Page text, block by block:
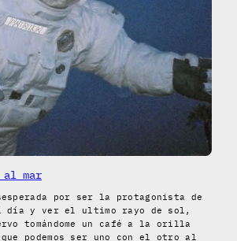
al mar
por ser la protagonista de
día y ver el ultimo rayo de sol,
tomándome un café a la orilla
podemos ser uno con el otro al